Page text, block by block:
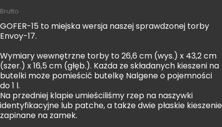
Brutto
GOFER-15 to miejska wersja naszej sprawdzonej torby
Envoy-17.
Wymiary wewnętrzne torby to 26,6 cm (wys.) x 43,2 cm
(szer.) x 16,5 cm (głęb.). Każda ze składanych kieszeni na
butelki może pomieścić butelkę Nalgene o pojemności
do 1 l.
Na przedniej klapie umieściliśmy rzep na naszywki
identyfikacyjne lub patche, a także dwie płaskie kieszenie
zapinane na zamek.